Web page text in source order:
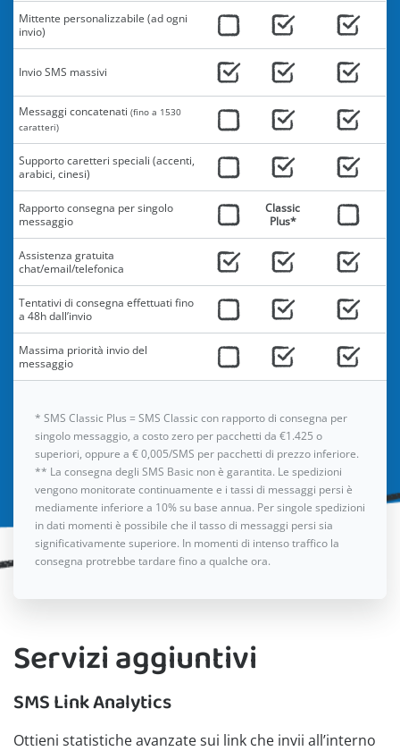
Mittente personalizzabile (ad ogni
invio)
Invio SMS massivi
Messaggi concatenati (fino a 1530
caratteri)
Supporto caretteri speciali (accenti,
arabici, cinesi)
Rapporto consegna per singolo
messaggio
Classic
Plus*
Assistenza gratuita
chat/email/telefonica
Tentativi di consegna effettuati fino
a 48h dall’invio
Massima priorità invio del
messaggio
* SMS Classic Plus = SMS Classic con rapporto di consegna per
singolo messaggio, a costo zero per pacchetti da €1.425 o
superiori, oppure a € 0,005/SMS per pacchetti di prezzo inferiore.
** La consegna degli SMS Basic non è garantita. Le spedizioni
vengono monitorate continuamente e i tassi di messaggi persi è
mediamente inferiore a 10% su base annua. Per singole spedizioni
in dati momenti è possibile che il tasso di messaggi persi sia
significativamente superiore. In momenti di intenso traffico la
consegna protrebbe tardare fino a qualche ora.
Servizi aggiuntivi
SMS Link Analytics
Ottieni statistiche avanzate sui link che invii all’interno